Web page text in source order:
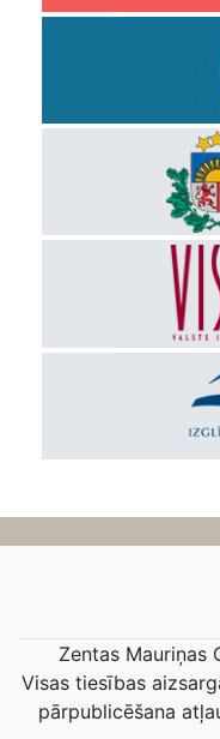
Zentas Mauriņas
Visas tiesības
pārpublicēšana